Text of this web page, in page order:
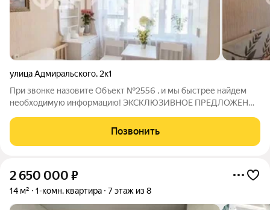
улица Адмиральского, 2к1
При звонке назовите Объект №2556 , и мы быстрее найдем
необходимую информацию! ЭКСКЛЮЗИВНОЕ ПРЕДЛОЖЕНИЕ
квартира в городе Пятигорск, район Квартал! Все
коммуникации новые! В квартире есть все
Позвонить
2 650 000 ₽
14 м² 1-комн. квартира 7 этаж из 8